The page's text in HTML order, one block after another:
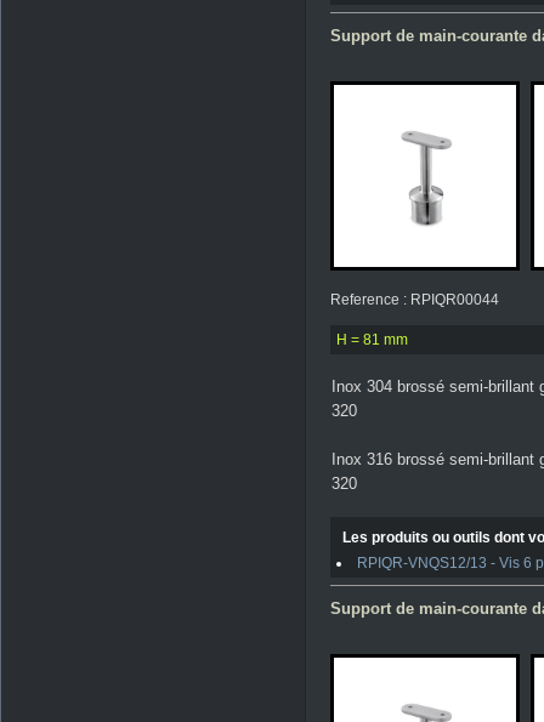
Support de main-courante
Reference : RPIQR00044
H = 81 mm
Inox 304 brossé semi-brillant
320
Inox 316 brossé semi-brillant
320
Les produits ou outils dont
RPIQR-VNQS12/13 - Vis 6
Support de main-courante